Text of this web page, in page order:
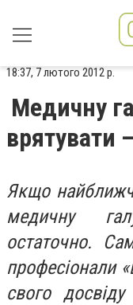
18:37, 7 лютого 2012 р.
Медичну
врятувати
Якщо
медичну
остаточно.
професіонали
свого